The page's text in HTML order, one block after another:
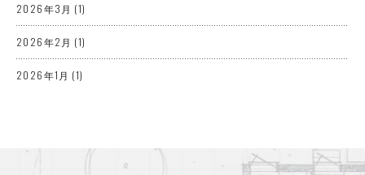
2026年3月 (1)
2026年2月 (1)
2026年1月 (1)